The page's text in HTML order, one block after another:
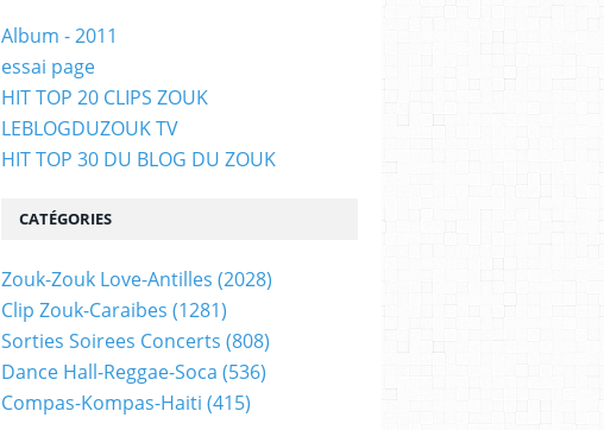
Album - 2011
essai page
HIT TOP 20 CLIPS ZOUK
LEBLOGDUZOUK TV
HIT TOP 30 DU BLOG DU ZOUK
CATÉGORIES
Zouk-Zouk Love-Antilles (2028)
Clip Zouk-Caraibes (1281)
Sorties Soirees Concerts (808)
Dance Hall-Reggae-Soca (536)
Compas-Kompas-Haiti (415)